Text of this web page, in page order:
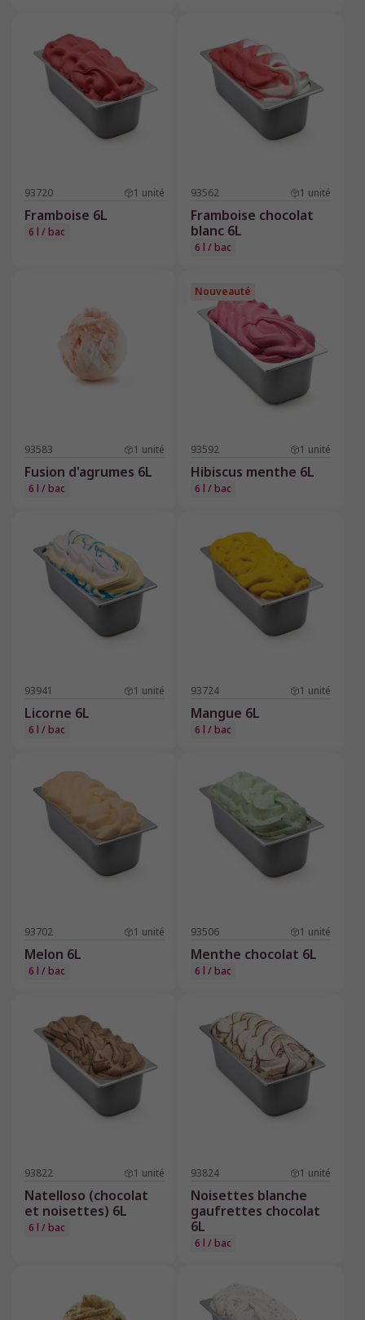
93720 1 unité
Framboise 6L
6 l / bac
93562 1 unité
Framboise chocolat
blanc 6L
6 l / bac
93583 1 unité
Fusion d'agrumes 6L
6 l / bac
Nouveauté
93592 1 unité
Hibiscus menthe 6L
6 l / bac
93941 1 unité
Licorne 6L
6 l / bac
93724 1 unité
Mangue 6L
6 l / bac
93702 1 unité
Melon 6L
6 l / bac
93506 1 unité
Menthe chocolat 6L
6 l / bac
93822 1 unité
Natelloso (chocolat
et noisettes) 6L
6 l / bac
93824 1 unité
Noisettes blanche
gaufrettes chocolat
6L
6 l / bac